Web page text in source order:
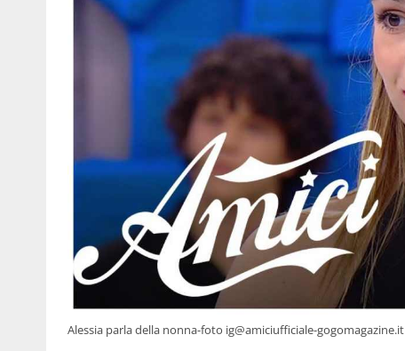
Alessia parla della nonna-foto ig@amiciufficiale-gogomagazine.it